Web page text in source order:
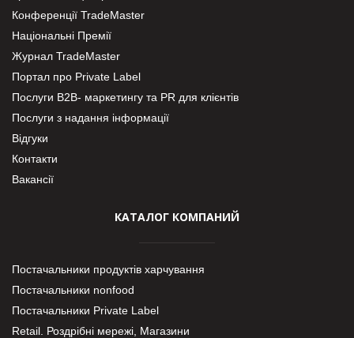
Конференції TradeMaster
Національні Премії
Журнал TradeMaster
Портал про Private Label
Послуги В2В- маркетингу та PR для клієнтів
Послуги з надання інформації
Відгуки
Контакти
Вакансії
КАТАЛОГ КОМПАНИЙ
Постачальники продуктів харчування
Постачальники nonfood
Постачальники Private Label
Retail. Роздрібні мережі, Магазини